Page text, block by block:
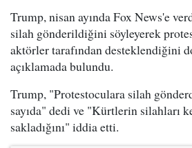
Trump, nisan ayında Fox News'e
silah gönderildiğini söyleyerek
aktörler tarafından desteklendiğini
açıklamada bulundu.
Trump, "Protestoculara silah
sayıda" dedi ve "Kürtlerin silahları
sakladığını" iddia etti.